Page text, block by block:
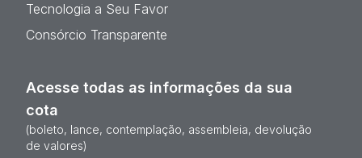
Tecnologia a Seu Favor
Consórcio Transparente
Acesse todas as informações da sua
cota
(boleto, lance, contemplação, assembleia, devolução
de valores)